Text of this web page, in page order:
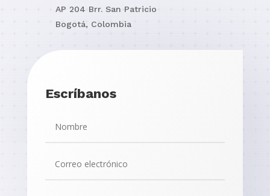
AP 204 Brr. San Patricio
Bogotá, Colombia
Escríbanos